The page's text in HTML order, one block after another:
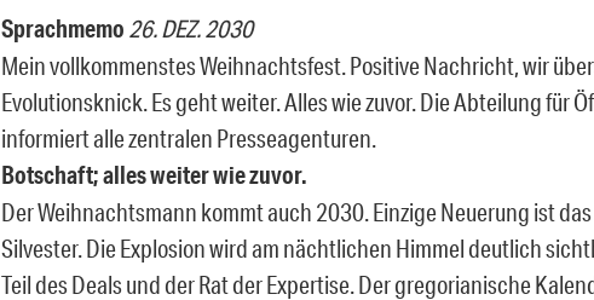
Sprachmemo 26. DEZ. 2030
Mein vollkommenstes Weihnachtsfest. Positive Nachricht, wir
Evolutionsknick. Es geht weiter. Alles wie zuvor. Die Abteilung für
informiert alle zentralen Presseagenturen.
Botschaft; alles weiter wie zuvor.
Der Weihnachtsmann kommt auch 2030. Einzige Neuerung ist
Silvester. Die Explosion wird am nächtlichen Himmel deutlich
Teil des Deals und der Rat der Expertise. Der gregorianische